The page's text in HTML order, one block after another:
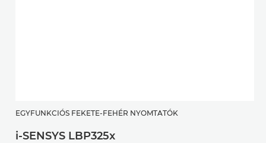
EGYFUNKCIÓS FEKETE-FEHÉR NYOMTATÓK
i-SENSYS LBP325x